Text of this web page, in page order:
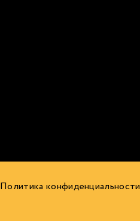
Политика конфиденциальности